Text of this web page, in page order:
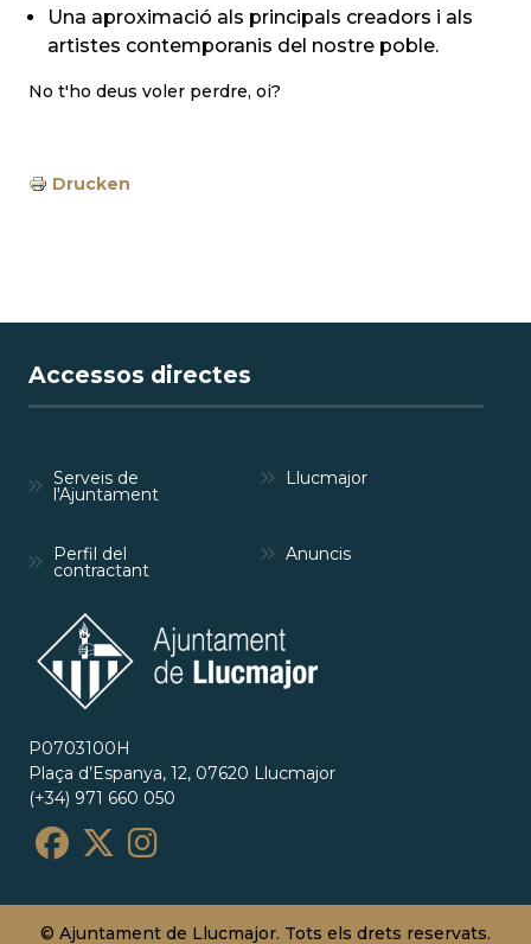
Una aproximació als principals creadors i als
artistes contemporanis del nostre poble.
No t'ho deus voler perdre, oi?
Drucken
Accessos directes
Serveis de
l'Ajuntament
Llucmajor
Perfil del
contractant
Anuncis
P0703100H
Plaça d’Espanya, 12, 07620 Llucmajor
(+34) 971 660 050
© Ajuntament de Llucmajor. Tots els drets reservats.